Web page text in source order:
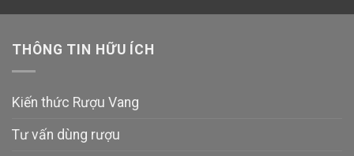
THÔNG TIN HỮU ÍCH
Kiến thức Rượu Vang
Tư vấn dùng rượu